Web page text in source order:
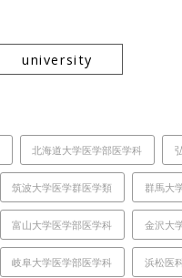
university
北海道大学医学部医学科
筑波大学医学群医学類 群馬大
富山大学医学部医学科 金沢大
岐阜大学医学部医学科 浜松医